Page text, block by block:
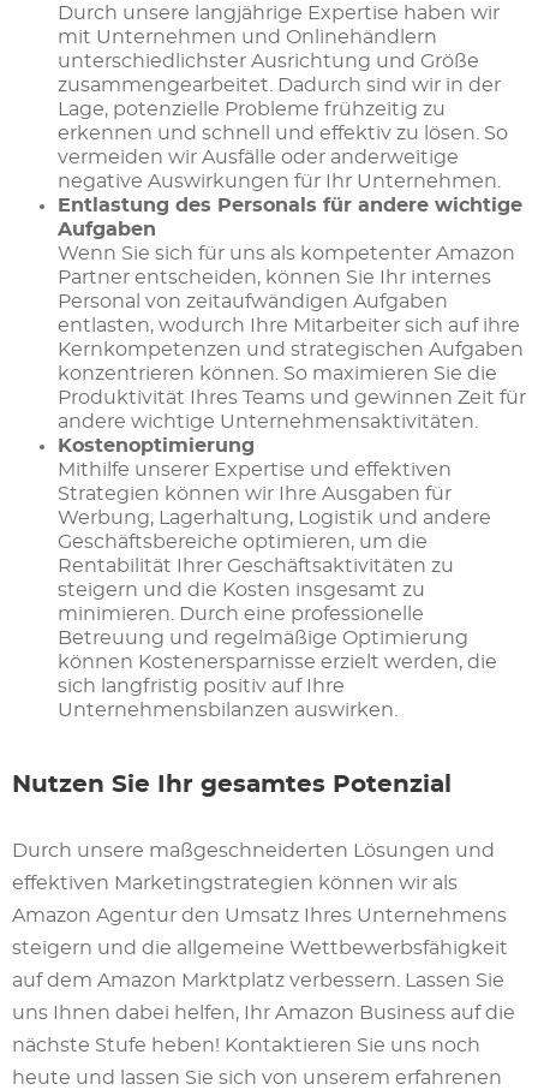
Durch unsere langjährige Expertise haben wir
mit Unternehmen und Onlinehändlern
unterschiedlichster Ausrichtung und Größe
zusammengearbeitet. Dadurch sind wir in der
Lage, potenzielle Probleme frühzeitig zu
erkennen und schnell und effektiv zu lösen. So
vermeiden wir Ausfälle oder anderweitige
negative Auswirkungen für Ihr Unternehmen.
Entlastung des Personals für andere wichtige
Aufgaben
Wenn Sie sich für uns als kompetenter Amazon
Partner entscheiden, können Sie Ihr internes
Personal von zeitaufwändigen Aufgaben
entlasten, wodurch Ihre Mitarbeiter sich auf ihre
Kernkompetenzen und strategischen Aufgaben
konzentrieren können. So maximieren Sie die
Produktivität Ihres Teams und gewinnen Zeit für
andere wichtige Unternehmensaktivitäten.
Kostenoptimierung
Mithilfe unserer Expertise und effektiven
Strategien können wir Ihre Ausgaben für
Werbung, Lagerhaltung, Logistik und andere
Geschäftsbereiche optimieren, um die
Rentabilität Ihrer Geschäftsaktivitäten zu
steigern und die Kosten insgesamt zu
minimieren. Durch eine professionelle
Betreuung und regelmäßige Optimierung
können Kostenersparnisse erzielt werden, die
sich langfristig positiv auf Ihre
Unternehmensbilanzen auswirken.
Nutzen Sie Ihr gesamtes Potenzial
Durch unsere maßgeschneiderten Lösungen und
effektiven Marketingstrategien können wir als
Amazon Agentur den Umsatz Ihres Unternehmens
steigern und die allgemeine Wettbewerbsfähigkeit
auf dem Amazon Marktplatz verbessern. Lassen Sie
uns Ihnen dabei helfen, Ihr Amazon Business auf die
nächste Stufe heben! Kontaktieren Sie uns noch
heute und lassen Sie sich von unserem erfahrenen